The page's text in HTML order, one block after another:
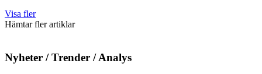
Visa fler
Hämtar fler artiklar
Nyheter / Trender / Analys